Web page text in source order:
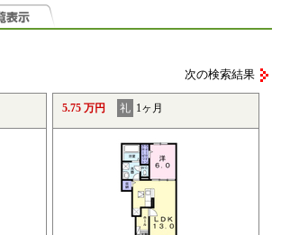
次の検索結果
5.75 万円 礼 1ヶ月